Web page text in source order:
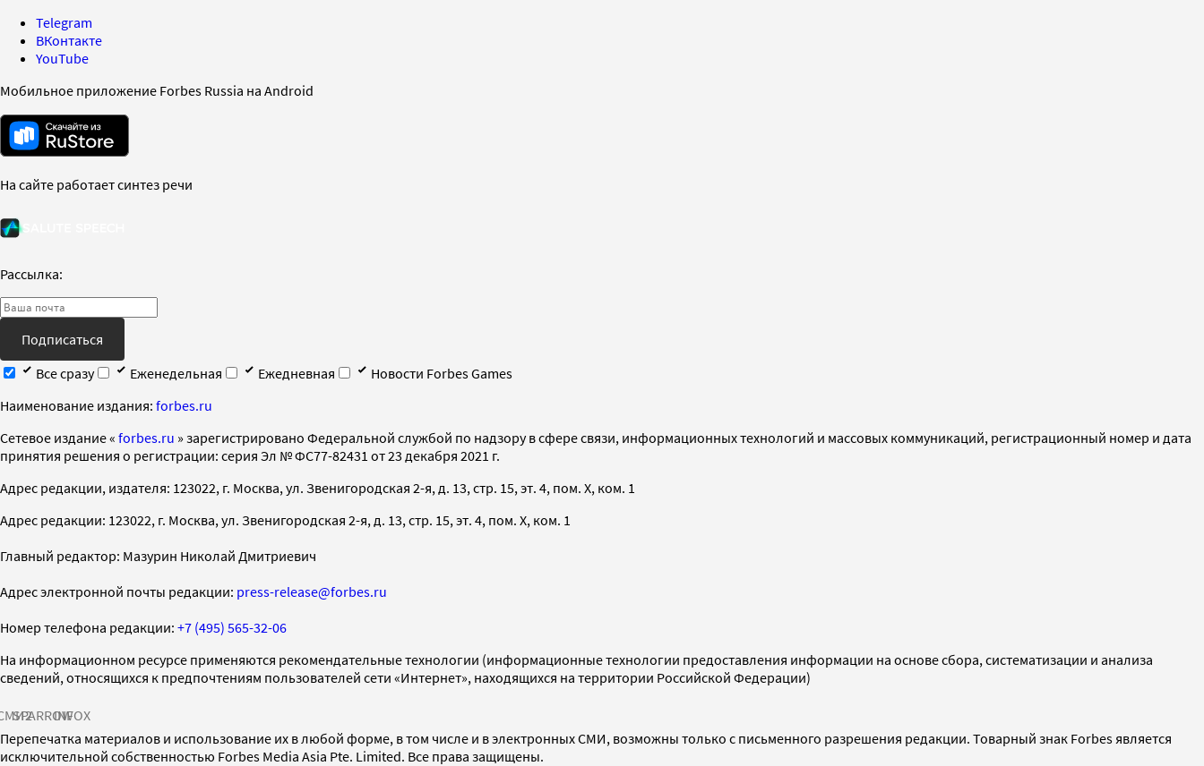
Telegram
ВКонтакте
YouTube
Мобильное приложение Forbes Russia на Android
На сайте работает синтез речи
Рассылка:
Подписаться
Все сразу
Еженедельная Ежедневная
Новости Forbes Games
Наименование издания: forbes.ru
Cетевое издание « forbes.ru » зарегистрировано Федеральной службой по надзору в сфере связи, информационных технологий и массовых коммуникаций, регистрационный номер и дата
принятия решения о регистрации: серия Эл № ФС77-82431 от 23 декабря 2021 г.
Адрес редакции, издателя: 123022, г. Москва, ул. Звенигородская 2-я, д. 13, стр. 15, эт. 4, пом. X, ком. 1
Адрес редакции: 123022, г. Москва, ул. Звенигородская 2-я, д. 13, стр. 15, эт. 4, пом. X, ком. 1
Главный редактор: Мазурин Николай Дмитриевич
Адрес электронной почты редакции: press-release@forbes.ru
Номер телефона редакции: +7 (495) 565-32-06
На информационном ресурсе применяются рекомендательные технологии (информационные технологии предоставления информации на основе сбора, систематизации и анализа
сведений, относящихся к предпочтениям пользователей сети «Интернет», находящихся на территории Российской Федерации)
SPARROWINFOX
Перепечатка материалов и использование их в любой форме, в том числе и в электронных СМИ, возможны только с письменного разрешения редакции. Товарный знак Forbes является
исключительной собственностью Forbes Media Asia Pte. Limited. Все права защищены.